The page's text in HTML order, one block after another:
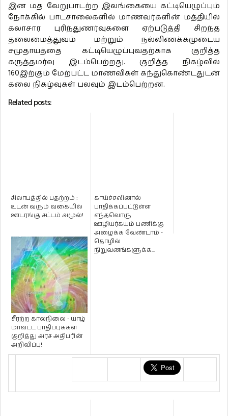
இன மத வேறுபாடற்ற இலங்கையை கட்டியெழுப்பும்
நோக்கில் பாடசாலைகளில் மாணவர்களின் மத்தியில்
கலாசார புரிந்துணர்வுகளை ஏற்படுத்தி சிறந்த
தலைமைத்துவம் மற்றும் நல்லிணக்கமுடைய
சமுதாயத்தை கட்டியெழுப்புவதற்காக குறித்த
கருத்தமர்வு இடம்பெற்றது. குறித்த நிகழ்வில்
160இற்கும் மேற்பட்ட மாணவிகள் கந்துகொண்டதுடன்
கலை நிகழ்வுகள் பலவும் இடம்பெற்றன.
Related posts:
சிலாபத்தில் பதற்றம் :
உடன் வரும் வகையில்
ஊடரங்கு சட்டம் அமுல்!
காய்ச்சலினால்
பாதிக்கப்பட்டுள்ள
எந்தவொரு
ஊழியர்கயும் பணிக்கு
அழைக்க வேண்டாம் -
தொழில்
நிறுவனங்களுக்க...
சீரற்ற காலநிலை - யாழ்
மாவட்ட பாதிப்புக்கள்
குறித்து அரச அதிபரின்
அறிவிப்பு!